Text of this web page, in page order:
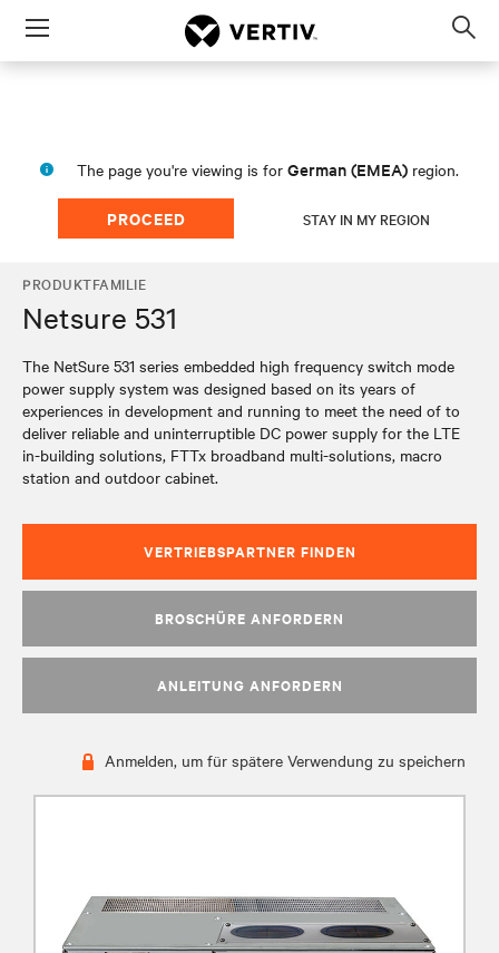
Menu
The page you're viewing is for German (EMEA) region.
PROCEED STAY IN MY REGION
PRODUKTFAMILIE
Netsure 531
The NetSure 531 series embedded high frequency switch mode
power supply system was designed based on its years of
experiences in development and running to meet the need of to
deliver reliable and uninterruptible DC power supply for the LTE
in-building solutions, FTTx broadband multi-solutions, macro
station and outdoor cabinet.
VERTRIEBSPARTNER FINDEN
BROSCHÜRE ANFORDERN
ANLEITUNG ANFORDERN
Anmelden, um für spätere Verwendung zu speichern